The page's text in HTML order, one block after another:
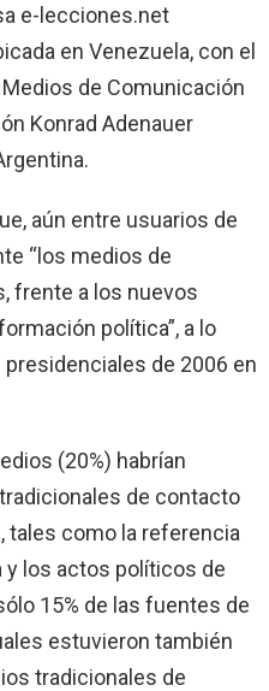
e-lecciones.net
en Venezuela, con el
de Comunicación
Konrad Adenauer
aún entre usuarios de
“los medios de
frente a los nuevos
política”, a lo
de 2006 en
(20%) habrían
de contacto
tales como la referencia
y los actos políticos de
15% de las fuentes de
estuvieron también
tradicionales de